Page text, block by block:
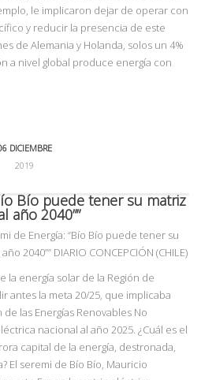
le implicaron dejar de operar con
y reducir la presencia de este
de Alemania y Holanda, solos un 4%
a nivel global produce energía con
DICIEMBRE
2019
Bío puede tener su matriz
año 2040””
de Energía: “Bío Bío puede tener su
2040”” DIARIO CONCEPCIÓN (CHILE)
la energía solar de la Región de
antes la meta 20/25, que implicaba
las Energías Renovables No
nacional al año 2025. ¿Cuál es el
capital de la energía, destronada,
El seremi de Bío Bío, Mauricio